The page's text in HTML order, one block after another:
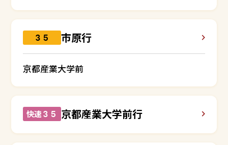
３５ 市原行
京都産業大学前
快速３５ 京都産業大学前行